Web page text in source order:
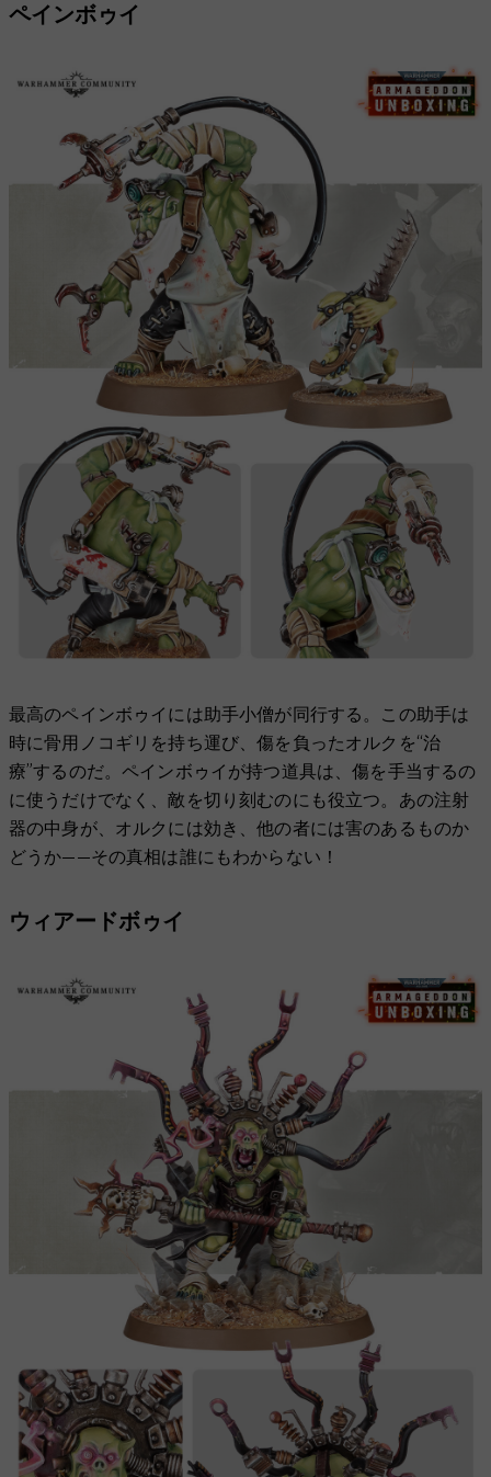
ペインボゥイ
最高のペインボゥイには助手小僧が同行する。この助手は
時に骨用ノコギリを持ち運び、傷を負ったオルクを“治
療”するのだ。ペインボゥイが持つ道具は、傷を手当するの
に使うだけでなく、敵を切り刻むのにも役立つ。あの注射
器の中身が、オルクには効き、他の者には害のあるものか
どうか——その真相は誰にもわからない！
ウィアードボゥイ